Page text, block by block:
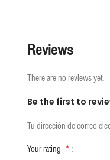
Reviews
There are no reviews yet.
Be the first to
Tu dirección de correo
Your rating *